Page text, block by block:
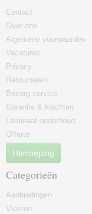
Contact
Over ons
Algemene voorwaarden
Vacatures
Privacy
Retourneren
Bezorg service
Garantie & klachten
Laminaat onderhoud
Offerte
Herroeping
Categorieën
Aanbiedingen
Vloeren